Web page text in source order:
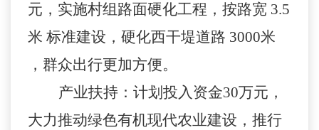
元，实施村组路面硬化工程，按路宽 3.5
米 标准建设，硬化西干堤道路 3000米
，群众出行更加方便。
产业扶持：计划投入资金30万元，
大力推动绿色有机现代农业建设， 推行